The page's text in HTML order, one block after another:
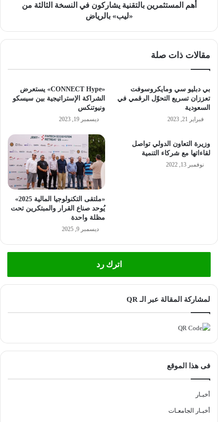
بالرياضأهم المستثمرين بالتقنية يشاركون في النسخة الثالثة من
«ليب» بالرياض
مقالات ذات صلة
بي دبليو سي ومايكروسوفت
تعززان تسريع التحوّل الرقمي في
السعودية
فبراير 21, 2023
«CONNECT Hype» يستعرض
الشراكة الإستراتيجية بين سيسكو
ونيوتنكس
ديسمبر 19, 2023
وزيرة التعاون الدولي تواصل
لقاءاتها مع شركاء التنمية
نوفمبر 13, 2022
«ملتقى التكنولوجيا المالية 2025»
يُوحد صناع القرار والمبتكرين تحت
مظلة واحدة
ديسمبر 9, 2025
اترك رد
لمشاركة المقالة عبر الـ QR
فى هذا الموقع
أخبـار
أخبـار الجامعـات